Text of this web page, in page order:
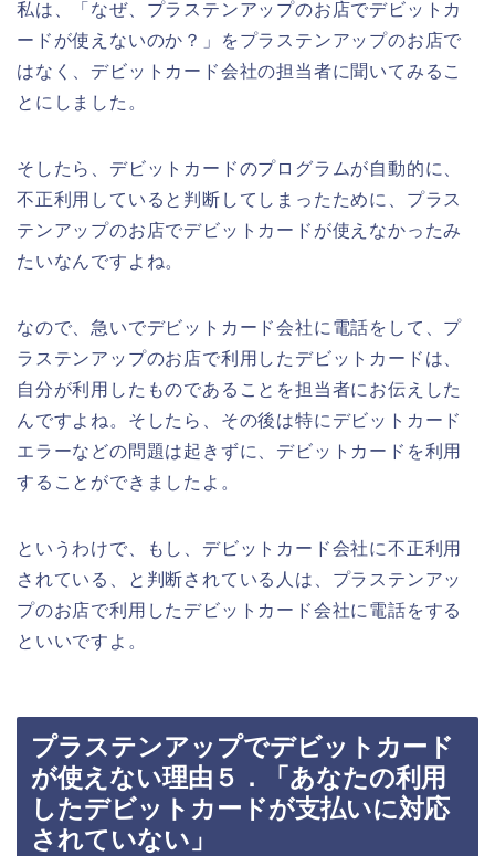
私は、「なぜ、プラステンアップのお店でデビットカ
ードが使えないのか？」をプラステンアップのお店で
はなく、デビットカード会社の担当者に聞いてみるこ
とにしました。
そしたら、デビットカードのプログラムが自動的に、
不正利用していると判断してしまったために、プラス
テンアップのお店でデビットカードが使えなかったみ
たいなんですよね。
なので、急いでデビットカード会社に電話をして、プ
ラステンアップのお店で利用したデビットカードは、
自分が利用したものであることを担当者にお伝えした
んですよね。そしたら、その後は特にデビットカード
エラーなどの問題は起きずに、デビットカードを利用
することができましたよ。
というわけで、もし、デビットカード会社に不正利用
されている、と判断されている人は、プラステンアッ
プのお店で利用したデビットカード会社に電話をする
といいですよ。
プラステンアップでデビットカード
が使えない理由５．「あなたの利用
したデビットカードが支払いに対応
されていない」